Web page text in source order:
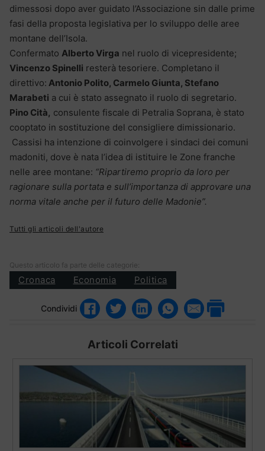
dimessosi dopo aver guidato l’Associazione sin dalle prime
fasi della proposta legislativa per lo sviluppo delle aree
montane dell’Isola.
Confermato Alberto Virga nel ruolo di vicepresidente;
Vincenzo Spinelli resterà tesoriere. Completano il
direttivo: Antonio Polito, Carmelo Giunta, Stefano
Marabeti a cui è stato assegnato il ruolo di segretario.
Pino Cità, consulente fiscale di Petralia Soprana, è stato
cooptato in sostituzione del consigliere dimissionario.
Cassisi ha intenzione di coinvolgere i sindaci dei comuni
madoniti, dove è nata l’idea di istituire le Zone franche
nelle aree montane: “Ripartiremo proprio da loro per
ragionare sulla portata e sull’importanza di approvare una
norma vitale anche per il futuro delle Madonie”.
Tutti gli articoli dell'autore
Questo articolo fa parte delle categorie:
Cronaca Economia Politica
Condividi
Articoli Correlati